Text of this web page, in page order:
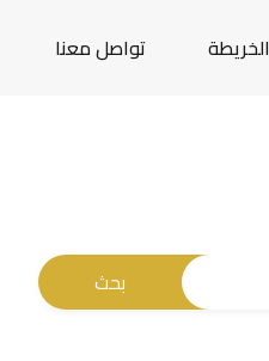
الخريطة تواصل معنا